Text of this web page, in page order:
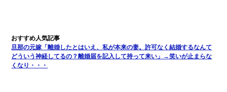
旦那の元嫁「離婚したとはいえ、私が本来の妻。許可なく結婚するなんて
どういう神経してるの？離婚届を記入して持って来い」→笑いが止まらな
くなり・・・